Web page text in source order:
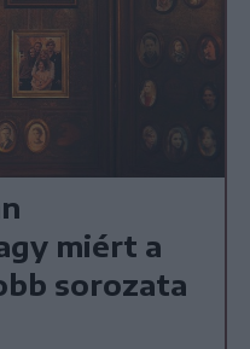
miért a
sorozata